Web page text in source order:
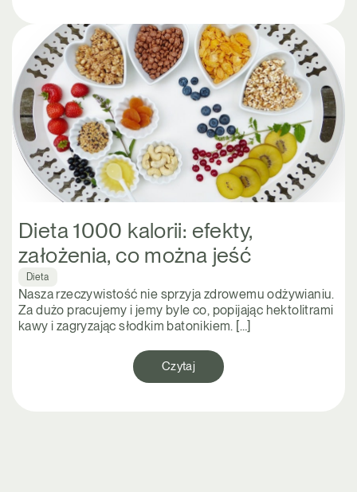
Dieta 1000 kalorii: efekty,
założenia, co można jeść
Dieta
Nasza rzeczywistość nie sprzyja zdrowemu odżywianiu.
Za dużo pracujemy i jemy byle co, popijając hektolitrami
kawy i zagryzając słodkim batonikiem. […]
Czytaj